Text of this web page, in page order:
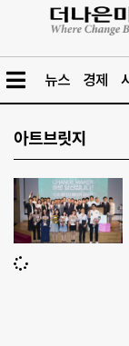
뉴스 경제
아트브릿지